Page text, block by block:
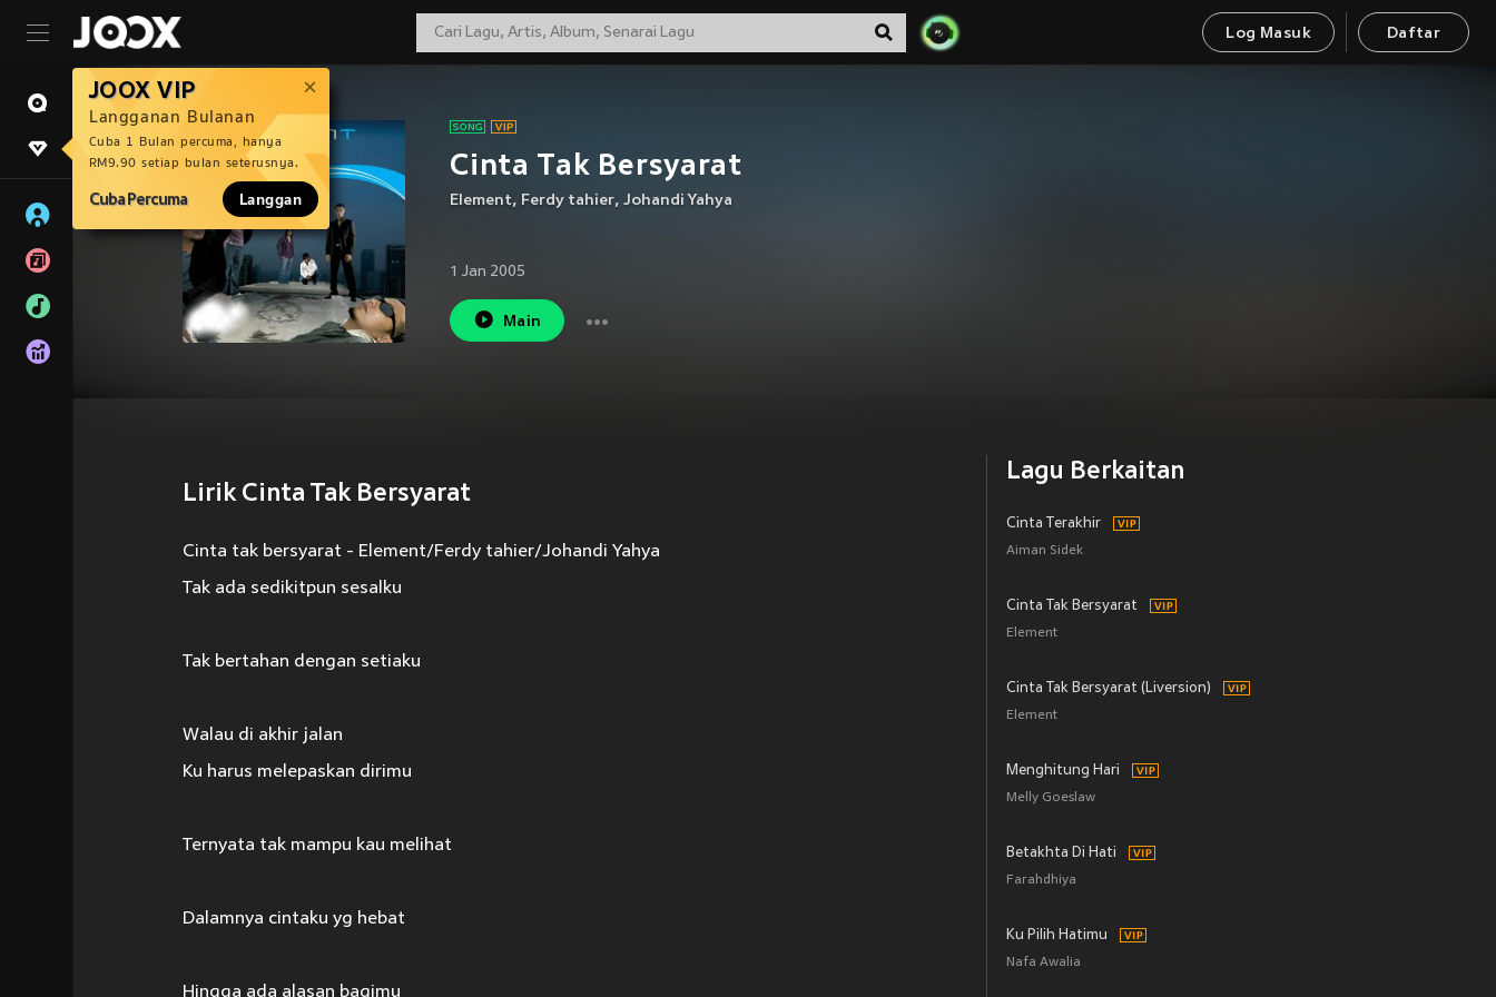
Log Masuk Daftar
JOOX VIP
Langganan Bulanan
Cuba 1 Bulan percuma, hanya
RM9.90 setiap bulan seterusnya.
Cuba Percuma Langgan
Cinta Tak Bersyarat
Element, Ferdy tahier, Johandi Yahya
1 Jan 2005
Main
Lirik Cinta Tak Bersyarat
Cinta tak bersyarat - Element/Ferdy tahier/Johandi Yahya
Tak ada sedikitpun sesalku
Tak bertahan dengan setiaku
Walau di akhir jalan
Ku harus melepaskan dirimu
Ternyata tak mampu kau melihat
Dalamnya cintaku yg hebat
Hingga ada alasan bagimu
Lagu Berkaitan
Cinta Terakhir
Aiman Sidek
Cinta Tak Bersyarat
Element
Cinta Tak Bersyarat (Liversion)
Element
Menghitung Hari
Melly Goeslaw
Betakhta Di Hati
Farahdhiya
Ku Pilih Hatimu
Nafa Awalia